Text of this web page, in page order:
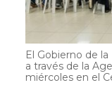
El Gobierno de
a través de la
miércoles en el